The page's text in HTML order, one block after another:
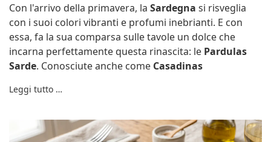
Con l'arrivo della primavera, la Sardegna si risveglia
con i suoi colori vibranti e profumi inebrianti. E con
essa, fa la sua comparsa sulle tavole un dolce che
incarna perfettamente questa rinascita: le Pardulas
Sarde. Conosciute anche come Casadinas
Leggi tutto …